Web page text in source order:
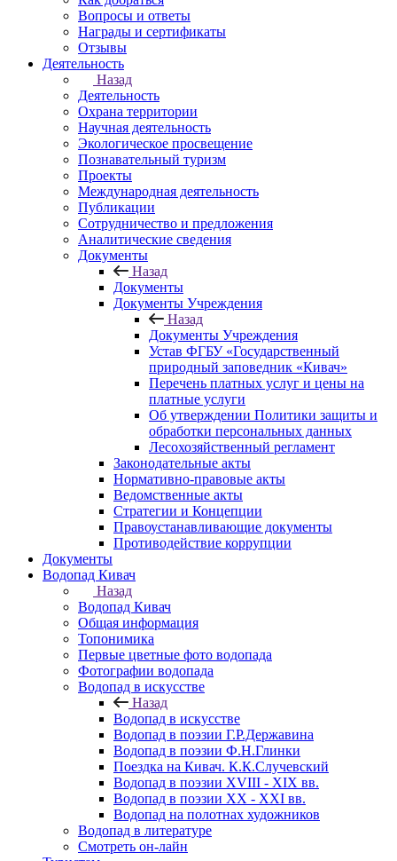
Вопросы и ответы
Награды и сертификаты
Отзывы
Деятельность
Назад
Деятельность
Охрана территории
Научная деятельность
Экологическое просвещение
Познавательный туризм
Проекты
Международная деятельность
Публикации
Сотрудничество и предложения
Аналитические сведения
Документы
Назад
Документы
Документы Учреждения
Назад
Документы Учреждения
Устав ФГБУ «Государственный
природный заповедник «Кивач»
Перечень платных услуг и цены на
платные услуги
Об утверждении Политики защиты и
обработки персональных данных
Лесохозяйственный регламент
Законодательные акты
Нормативно-правовые акты
Ведомственные акты
Стратегии и Концепции
Правоустанавливающие документы
Противодействие коррупции
Документы
Водопад Кивач
Назад
Водопад Кивач
Общая информация
Топонимика
Первые цветные фото водопада
Фотографии водопада
Водопад в искусстве
Назад
Водопад в искусстве
Водопад в поэзии Г.Р.Державина
Водопад в поэзии Ф.Н.Глинки
Поездка на Кивач. К.К.Случевский
Водопад в поэзии XVIII - XIX вв.
Водопад в поэзии XX - XXI вв.
Водопад на полотнах художников
Водопад в литературе
Смотреть он-лайн